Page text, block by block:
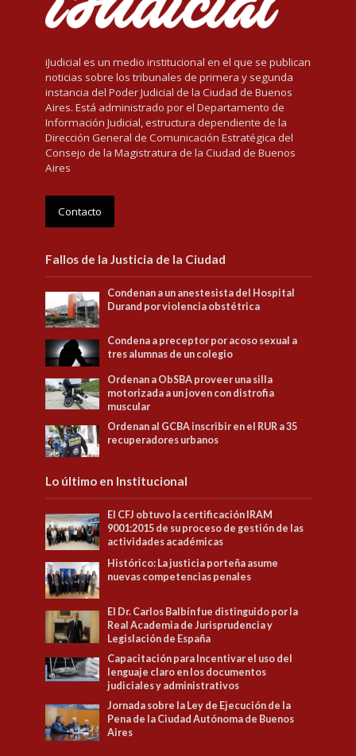
iJudicial es un medio institucional en el que se publican
noticias sobre los tribunales de primera y segunda
instancia del Poder Judicial de la Ciudad de Buenos
Aires. Está administrado por el Departamento de
Información Judicial, estructura dependiente de la
Dirección General de Comunicación Estratégica del
Consejo de la Magistratura de la Ciudad de Buenos
Aires
Contacto
Fallos de la Justicia de la Ciudad
Condenan a un anestesista del Hospital
Durand por violencia obstétrica
Condena a preceptor por acoso sexual a
tres alumnas de un colegio
Ordenan a ObSBA proveer una silla
motorizada a un joven con distrofia
muscular
Ordenan al GCBA inscribir en el RUR a 35
recuperadores urbanos
Lo último en Institucional
El CFJ obtuvo la certificación IRAM
9001:2015 de su proceso de gestión de las
actividades académicas
Histórico: La justicia porteña asume
nuevas competencias penales
El Dr. Carlos Balbín fue distinguido por la
Real Academia de Jurisprudencia y
Legislación de España
Capacitación para Incentivar el uso del
lenguaje claro en los documentos
judiciales y administrativos
Jornada sobre la Ley de Ejecución de la
Pena de la Ciudad Autónoma de Buenos
Aires